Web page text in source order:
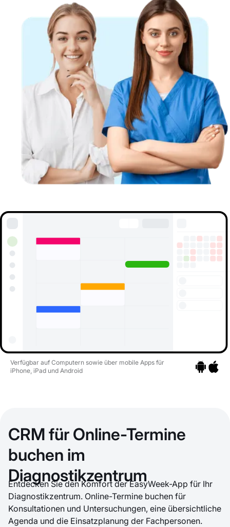
Verfügbar auf Computern sowie über mobile Apps für
iPhone, iPad und Android
CRM für Online-Termine
buchen im
Diagnostikzentrum
Entdecken Sie den Komfort der EasyWeek-App für Ihr
Diagnostikzentrum. Online-Termine buchen für
Konsultationen und Untersuchungen, eine übersichtliche
Agenda und die Einsatzplanung der Fachpersonen.